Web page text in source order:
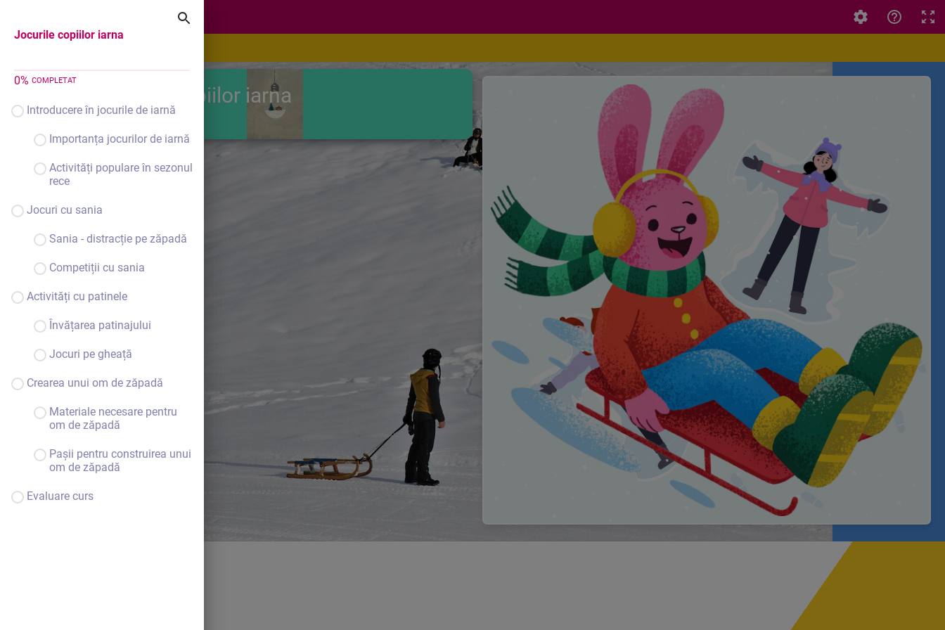
Jocurile copiilor iarna
0% COMPLETAT
Introducere în jocurile de iarnă
Importanța jocurilor de iarnă
Activități populare în sezonul
rece
Jocuri cu sania
Sania - distracție pe zăpadă
Competiții cu sania
Activități cu patinele
Învățarea patinajului
Jocuri pe gheață
Crearea unui om de zăpadă
Materiale necesare pentru
om de zăpadă
Pașii pentru construirea unui
om de zăpadă
Evaluare curs
Jocurile copiilor iarna